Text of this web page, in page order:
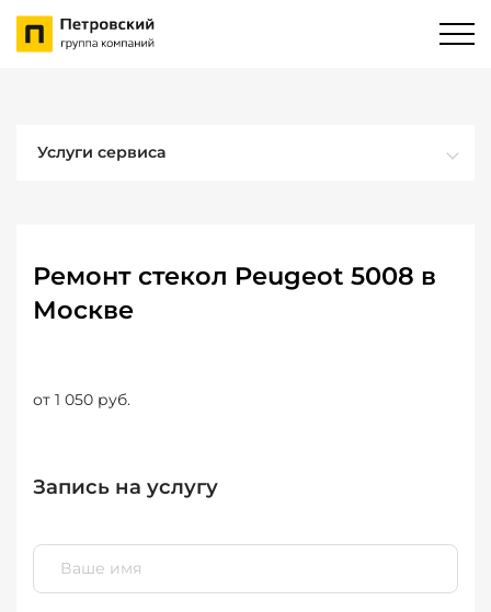
Услуги сервиса
Ремонт стекол Peugeot 5008 в
Москве
от 1 050 руб.
Запись на услугу